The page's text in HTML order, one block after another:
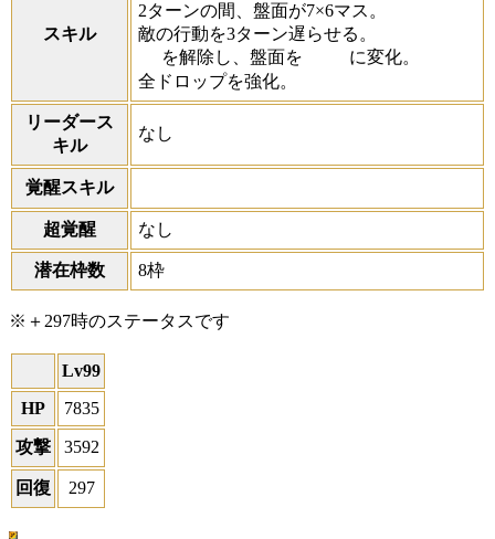
スキル
2ターンの間、盤面が7×6マス。
敵の行動を3ターン遅らせる。
を解除し、盤面を
に変化。
全ドロップを強化。
リーダース
キル
なし
覚醒スキル
超覚醒 なし
潜在枠数 8枠
※＋297時のステータスです
Lv99
HP
7835
攻撃 3592
回復 297